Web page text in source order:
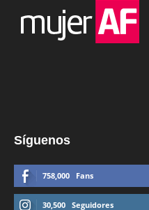
Síguenos
758,000 Fans
30,500 Seguidores